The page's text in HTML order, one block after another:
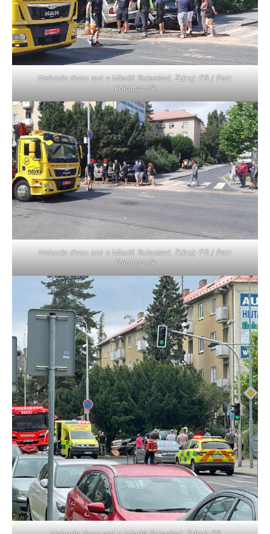
Nehoda dvou aut v Mladé Boleslavi. Zdroj: FB / Petr
Kolomazník
Nehoda dvou aut v Mladé Boleslavi. Zdroj: FB / Petr
Kolomazník